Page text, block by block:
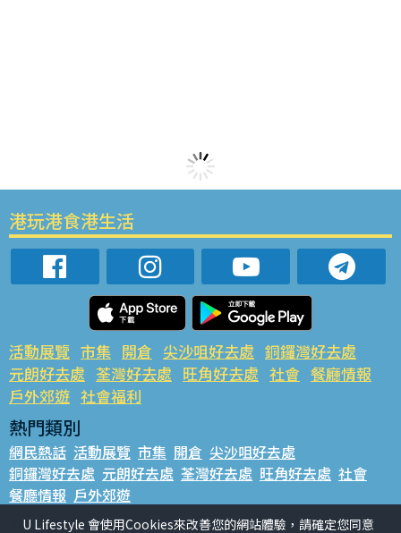
港玩港食港生活
活動展覽 市集 開倉 尖沙咀好去處 銅鑼灣好去處
元朗好去處 荃灣好去處 旺角好去處 社會 餐廳情報
戶外郊遊 社會福利
熱門類別
網民熱話 活動展覽 市集 開倉 尖沙咀好去處
銅鑼灣好去處 元朗好去處 荃灣好去處 旺角好去處 社會
餐廳情報 戶外郊遊
熱門標籤
U Lifestyle 會使用Cookies來改善您的網站體驗，請確定您同意